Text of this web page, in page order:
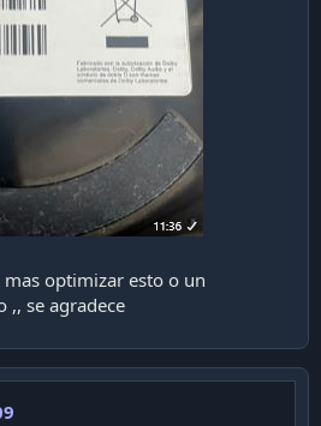
optimizar esto o un
,, se agradece